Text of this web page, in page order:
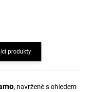
produkty
, navržené s ohledem